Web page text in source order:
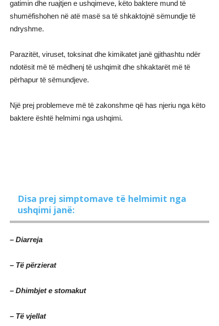
gatimin dhe ruajtjen e ushqimeve, këto baktere mund të
shumëfishohen në atë masë sa të shkaktojnë sëmundje të
ndryshme.
Parazitët, viruset, toksinat dhe kimikatet janë gjithashtu ndër
ndotësit më të mëdhenj të ushqimit dhe shkaktarët më të
përhapur të sëmundjeve.
Një prej problemeve më të zakonshme që has njeriu nga këto
baktere është helmimi nga ushqimi.
Disa prej simptomave të helmimit nga
ushqimi janë:
– Diarreja
– Të përzierat
– Dhimbjet e stomakut
– Të vjellat